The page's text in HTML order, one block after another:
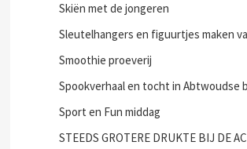
Skiën met de jongeren
Sleutelhangers en figuurtjes maken
Smoothie proeverij
Spookverhaal en tocht in Abtwoudse
Sport en Fun middag
STEEDS GROTERE DRUKTE BIJ DE